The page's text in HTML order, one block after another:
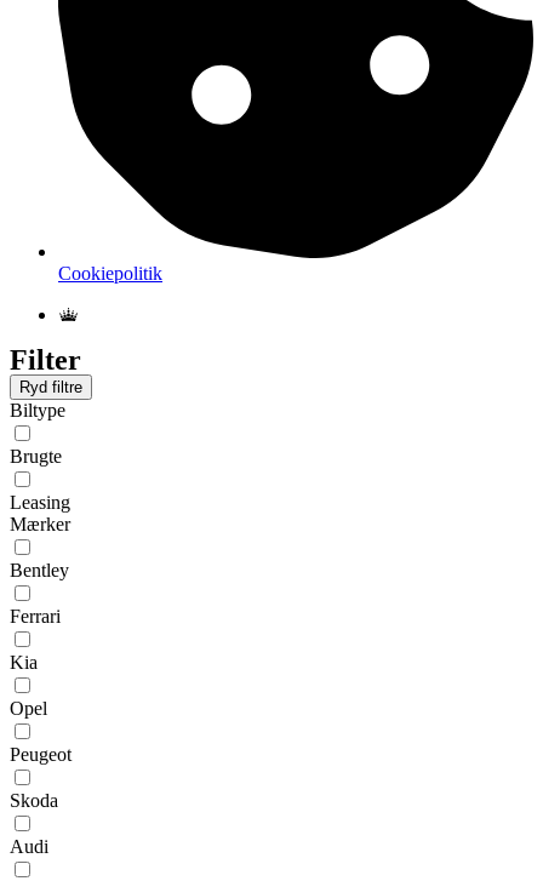
Cookiepolitik
Filter
Ryd filtre
Biltype
Brugte
Leasing
Mærker
Bentley
Ferrari
Kia
Opel
Peugeot
Skoda
Audi